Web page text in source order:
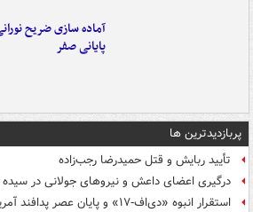
آماده سازی ضریح
پایانی صفر
پربازدیدترین ها
تأیید ربایش و قتل حمیدرضا رجب‌زاده
درگیری اعضای داعش و نیروهای جولانی در
استقرار انبوه «دی‌اف‑۱۷» و پایان عصر پدافند آمریکا +عکس